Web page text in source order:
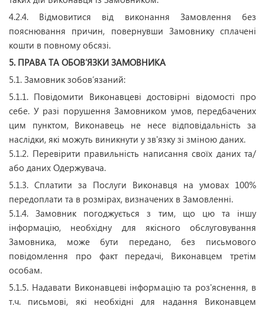
4.2.4. Відмовитися від виконання Замовлення без
пояснювання причин, повернувши Замовнику сплачені
кошти в повному обсязі.
5. ПРАВА ТА ОБОВ’ЯЗКИ ЗАМОВНИКА
5.1. Замовник зобов’язаний:
5.1.1. Повідомити Виконавцеві достовірні відомості про
себе. У разі порушення Замовником умов, передбачених
цим пунктом, Виконавець не несе відповідальність за
наслідки, які можуть виникнути у зв'язку зі зміною даних.
5.1.2. Перевірити правильність написання своїх даних та/
або даних Одержувача.
5.1.3. Сплатити за Послуги Виконавця на умовах 100%
передоплати та в розмірах, визначених в Замовленні.
5.1.4. Замовник погоджується з тим, що цю та іншу
інформацію, необхідну для якісного обслуговування
Замовника, може бути передано, без письмового
повідомлення про факт передачі, Виконавцем третім
особам.
5.1.5. Надавати Виконавцеві інформацію та роз'яснення, в
т.ч. письмові, які необхідні для надання Виконавцем